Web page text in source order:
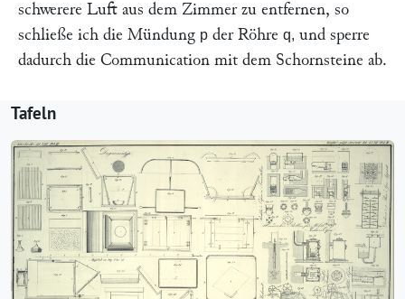
schwerere Luft aus dem Zimmer zu entfernen, so
schließe ich die Mündung p der Röhre q, und sperre
dadurch die Communication mit dem Schornsteine ab.
Tafeln